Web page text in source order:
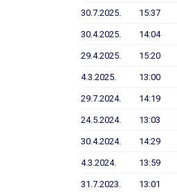
30.7.2025. 15:37
30.4.2025. 14:04
29.4.2025. 15:20
4.3.2025. 13:00
29.7.2024. 14:19
24.5.2024. 13:03
30.4.2024. 14:29
4.3.2024. 13:59
31.7.2023. 13:01